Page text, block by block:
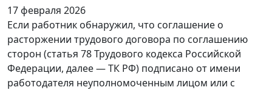
17 февраля 2026
Если работник обнаружил, что соглашение о
расторжении трудового договора по соглашению
сторон (статья 78 Трудового кодекса Российской
Федерации, далее — ТК РФ) подписано от имени
работодателя неуполномоченным лицом или с